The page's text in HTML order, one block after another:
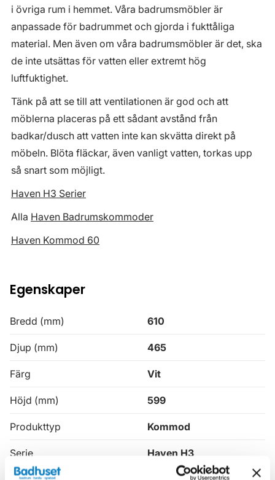
i övriga rum i hemmet. Våra badrumsmöbler är
anpassade för badrummet och gjorda i fukttåliga
material. Men även om våra badrumsmöbler är det, ska
de inte utsättas för vatten eller extremt hög
luftfuktighet.
Tänk på att se till att ventilationen är god och att
möblerna placeras på ett sådant avstånd från
badkar/dusch att vatten inte kan skvätta direkt på
möbeln. Blöta fläckar, även vanligt vatten, torkas upp
så snart som möjligt.
Haven H3 Serier
Alla Haven Badrumskommoder
Haven Kommod 60
Egenskaper
Bredd (mm) 610
Djup (mm) 465
Färg Vit
Höjd (mm) 599
Produkttyp Kommod
Serie Haven H3